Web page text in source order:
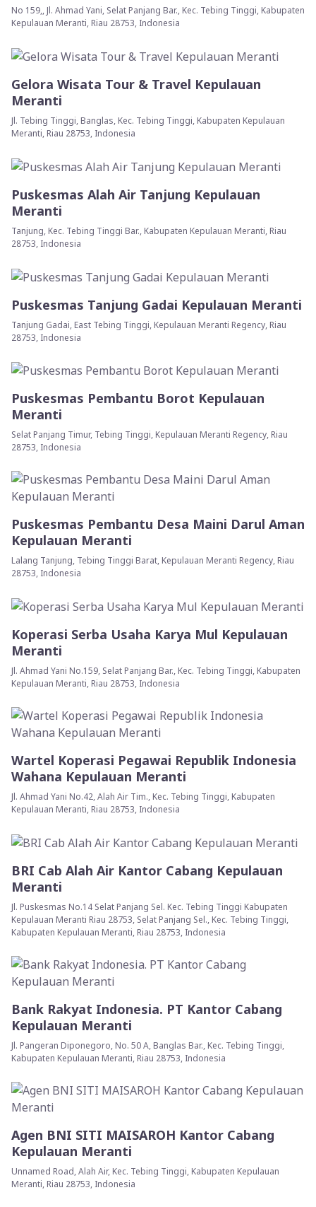
No 159,, Jl. Ahmad Yani, Selat Panjang Bar., Kec. Tebing Tinggi, Kabupaten
Kepulauan Meranti, Riau 28753, Indonesia
Gelora Wisata Tour & Travel Kepulauan
Meranti
Jl. Tebing Tinggi, Banglas, Kec. Tebing Tinggi, Kabupaten Kepulauan
Meranti, Riau 28753, Indonesia
Puskesmas Alah Air Tanjung Kepulauan
Meranti
Tanjung, Kec. Tebing Tinggi Bar., Kabupaten Kepulauan Meranti, Riau
28753, Indonesia
Puskesmas Tanjung Gadai Kepulauan Meranti
Tanjung Gadai, East Tebing Tinggi, Kepulauan Meranti Regency, Riau
28753, Indonesia
Puskesmas Pembantu Borot Kepulauan
Meranti
Selat Panjang Timur, Tebing Tinggi, Kepulauan Meranti Regency, Riau
28753, Indonesia
Puskesmas Pembantu Desa Maini Darul Aman
Kepulauan Meranti
Lalang Tanjung, Tebing Tinggi Barat, Kepulauan Meranti Regency, Riau
28753, Indonesia
Koperasi Serba Usaha Karya Mul Kepulauan
Meranti
Jl. Ahmad Yani No.159, Selat Panjang Bar., Kec. Tebing Tinggi, Kabupaten
Kepulauan Meranti, Riau 28753, Indonesia
Wartel Koperasi Pegawai Republik Indonesia
Wahana Kepulauan Meranti
Jl. Ahmad Yani No.42, Alah Air Tim., Kec. Tebing Tinggi, Kabupaten
Kepulauan Meranti, Riau 28753, Indonesia
BRI Cab Alah Air Kantor Cabang Kepulauan
Meranti
Jl. Puskesmas No.14 Selat Panjang Sel. Kec. Tebing Tinggi Kabupaten
Kepulauan Meranti Riau 28753, Selat Panjang Sel., Kec. Tebing Tinggi,
Kabupaten Kepulauan Meranti, Riau 28753, Indonesia
Bank Rakyat Indonesia. PT Kantor Cabang
Kepulauan Meranti
Jl. Pangeran Diponegoro, No. 50 A, Banglas Bar., Kec. Tebing Tinggi,
Kabupaten Kepulauan Meranti, Riau 28753, Indonesia
Agen BNI SITI MAISAROH Kantor Cabang
Kepulauan Meranti
Unnamed Road, Alah Air, Kec. Tebing Tinggi, Kabupaten Kepulauan
Meranti, Riau 28753, Indonesia